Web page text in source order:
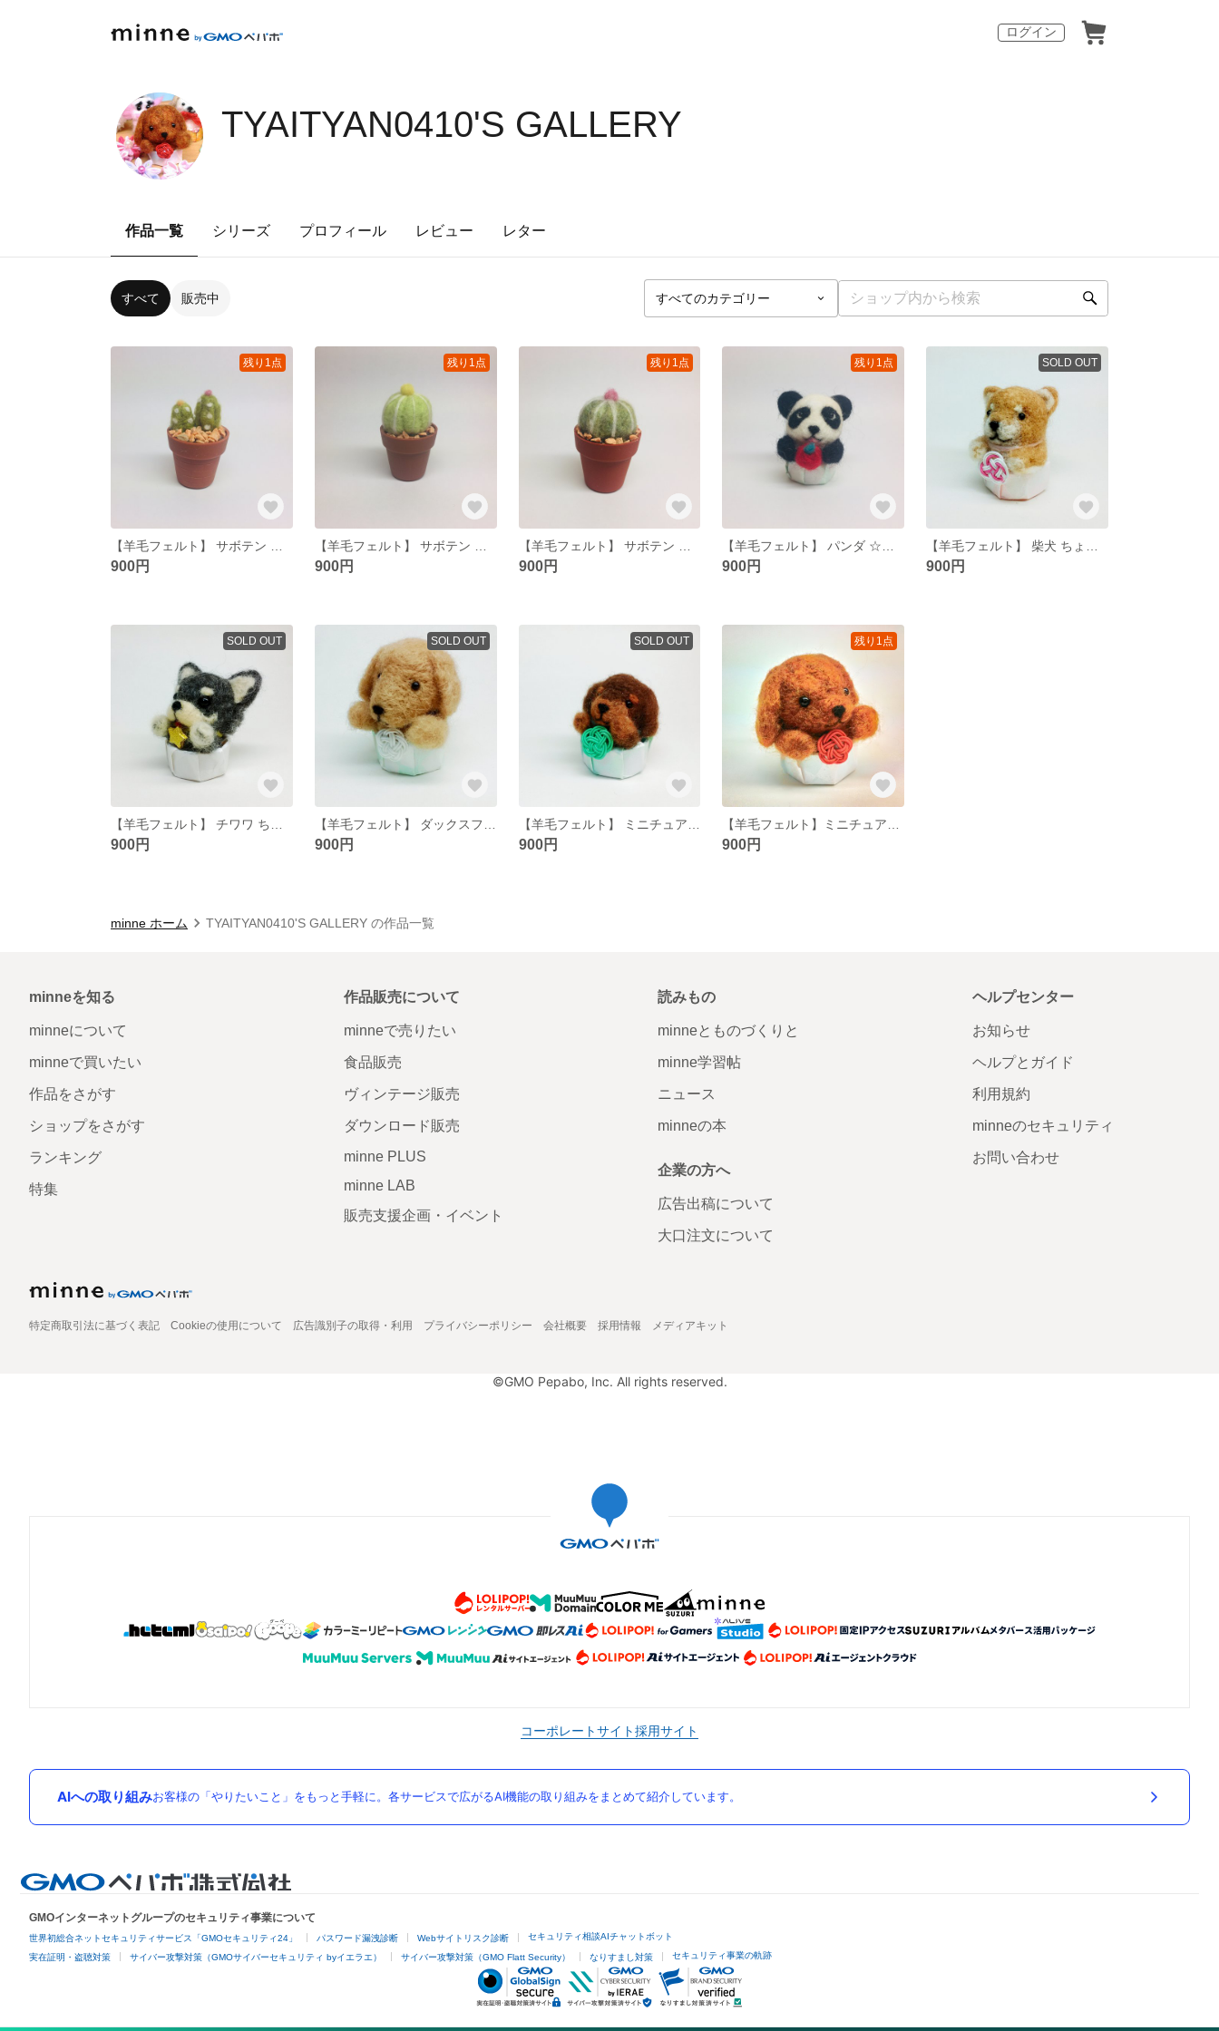
ログイン
TYAITYAN0410'S GALLERY
作品一覧 シリーズ プロフィール レビュー レター
すべて 販売中
残り1点
900円
残り1点
900円
残り1点
900円
残り1点
900円
SOLD OUT
900円
SOLD OUT
900円
SOLD OUT
900円
SOLD OUT
900円
残り1点
900円
minne ホーム TYAITYAN0410'S GALLERY の作品一覧
minneを知る
minneについて
minneで買いたい
作品をさがす
ショップをさがす
ランキング
特集
作品販売について
minneで売りたい
食品販売
ヴィンテージ販売
ダウンロード販売
minne PLUS
minne LAB
販売支援企画・イベント
読みもの
minneとものづくりと
minne学習帖
ニュース
minneの本
企業の方へ
広告出稿について
大口注文について
ヘルプセンター
お知らせ
ヘルプとガイド
利用規約
minneのセキュリティ
お問い合わせ
特定商取引法に基づく表記 Cookieの使用について 広告識別子の取得・利用 プライバシーポリシー 会社概要 採用情報 メディアキット
©GMO Pepabo, Inc. All rights reserved.
コーポレートサイト採用サイト
AIへの取り組みお客様の「やりたいこと」をもっと手軽に。各サービスで広がるAI機能の取り組みをまとめて紹介しています。
GMOインターネットグループのセキュリティ事業について
世界初総合ネットセキュリティサービス「GMOセキュリティ24」 パスワード漏洩診断 Webサイトリスク診断 セキュリティ相談AIチャットボット
実在証明・盗聴対策 サイバー攻撃対策（GMOサイバーセキュリティ byイエラエ） サイバー攻撃対策（GMO Flatt Security） なりすまし対策 セキュリティ事業の軌跡